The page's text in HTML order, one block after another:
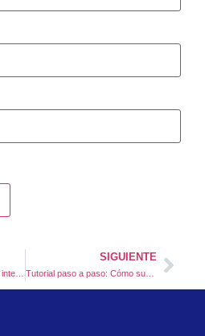
SIGUIENTE
Tutorial paso a paso: Cómo subir un producto a WooCommerce en minutos